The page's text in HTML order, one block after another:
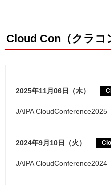
Cloud Con（クラコ
2025年11月06日（木）
JAIPA CloudConference2025
2024年9月10日（火）
JAIPA CloudConference2024